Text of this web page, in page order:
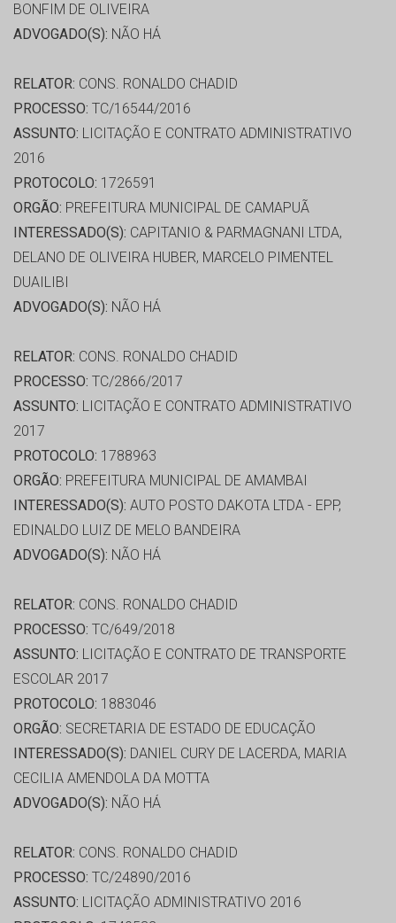
BONFIM DE OLIVEIRA
ADVOGADO(S): NÃO HÁ
RELATOR: CONS. RONALDO CHADID
PROCESSO: TC/16544/2016
ASSUNTO: LICITAÇÃO E CONTRATO ADMINISTRATIVO
2016
PROTOCOLO: 1726591
ORGÃO: PREFEITURA MUNICIPAL DE CAMAPUÃ
INTERESSADO(S): CAPITANIO & PARMAGNANI LTDA,
DELANO DE OLIVEIRA HUBER, MARCELO PIMENTEL
DUAILIBI
ADVOGADO(S): NÃO HÁ
RELATOR: CONS. RONALDO CHADID
PROCESSO: TC/2866/2017
ASSUNTO: LICITAÇÃO E CONTRATO ADMINISTRATIVO
2017
PROTOCOLO: 1788963
ORGÃO: PREFEITURA MUNICIPAL DE AMAMBAI
INTERESSADO(S): AUTO POSTO DAKOTA LTDA - EPP,
EDINALDO LUIZ DE MELO BANDEIRA
ADVOGADO(S): NÃO HÁ
RELATOR: CONS. RONALDO CHADID
PROCESSO: TC/649/2018
ASSUNTO: LICITAÇÃO E CONTRATO DE TRANSPORTE
ESCOLAR 2017
PROTOCOLO: 1883046
ORGÃO: SECRETARIA DE ESTADO DE EDUCAÇÃO
INTERESSADO(S): DANIEL CURY DE LACERDA, MARIA
CECILIA AMENDOLA DA MOTTA
ADVOGADO(S): NÃO HÁ
RELATOR: CONS. RONALDO CHADID
PROCESSO: TC/24890/2016
ASSUNTO: LICITAÇÃO ADMINISTRATIVO 2016